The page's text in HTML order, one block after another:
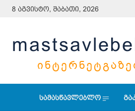
8 აგვისტო, შაბათი, 2026
სამასწავლებლო